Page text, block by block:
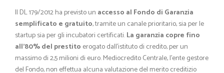
Il DL 179/2012 ha previsto un accesso al Fondo di Garanzia
semplificato e gratuito, tramite un canale prioritario, sia per le
startup sia per gli incubatori certificati.La garanzia copre fino
all’80% del prestito erogato dall’istituto di credito, per un
massimo di 2,5 milioni di euro. Mediocredito Centrale, l’ente gestore
del Fondo, non effettua alcuna valutazione del merito creditizio